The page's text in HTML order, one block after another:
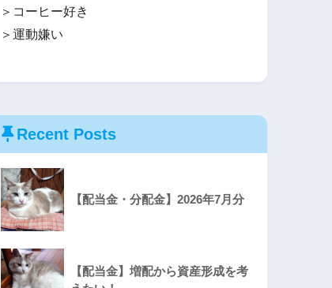
＞コーヒー好き
＞運動嫌い
Recent Posts
【配当金・分配金】2026年7月分
【配当金】増配から資産形成を考